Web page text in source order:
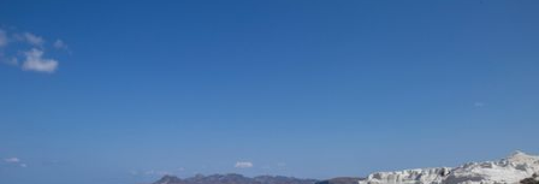
e